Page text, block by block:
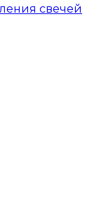
свечей